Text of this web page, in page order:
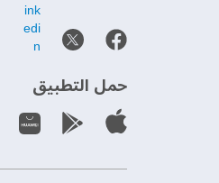
حمل التطبيق